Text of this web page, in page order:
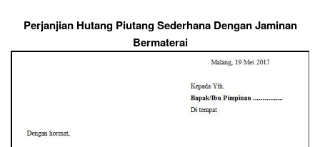
Perjanjian Hutang Piutang Sederhana Dengan Jaminan
Bermaterai